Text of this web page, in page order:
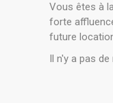
Vous êtes à
forte
future
Il n'y a pas